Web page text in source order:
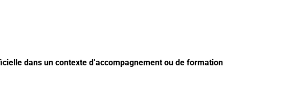
dans un contexte d’accompagnement ou de formation